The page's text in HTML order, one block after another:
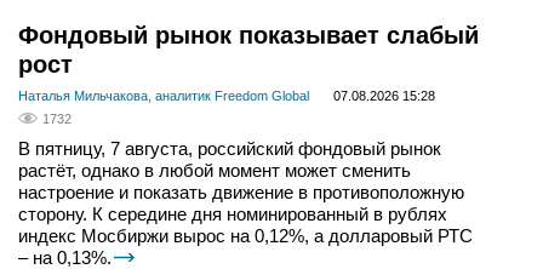
Фондовый рынок показывает слабый
рост
Наталья Мильчакова, аналитик Freedom Global
07.08.2026 15:28
1732
В пятницу, 7 августа, российский фондовый рынок
растёт, однако в любой момент может сменить
настроение и показать движение в противоположную
сторону. К середине дня номинированный в рублях
индекс Мосбиржи вырос на 0,12%, а долларовый РТС
– на 0,13%.